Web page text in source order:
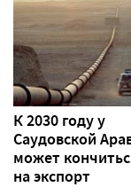
К 2030 году у
Саудовской
может
на экспорт